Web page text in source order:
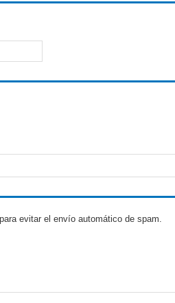
evitar el envío automático de spam.